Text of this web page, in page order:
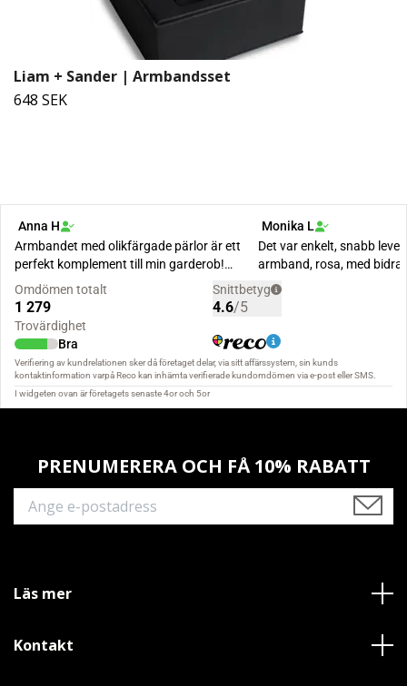
Liam + Sander | Armbandsset
648 SEK
PRENUMERERA OCH FÅ 10% RABATT
Läs mer
Kontakt